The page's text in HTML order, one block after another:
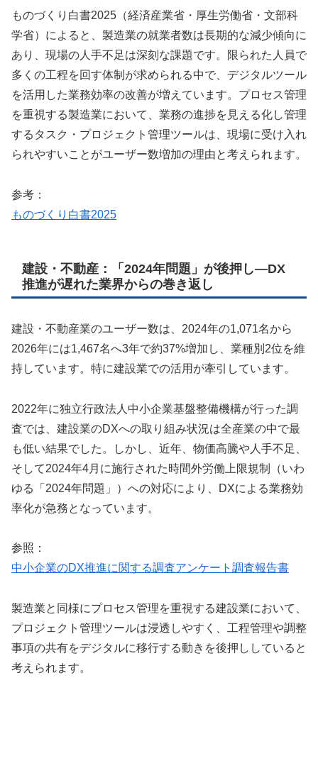
ものづくり白書2025（経済産業省・厚生労働省・文部科
学省）によると、製造業の就業者数は長期的な減少傾向に
あり、現場の人手不足は深刻な課題です。限られた人員で
多くの工程を回す体制が求められる中で、デジタルツール
を活用した業務効率の改善が増えています。プロセス管理
を重視する製造業において、業務の進捗を見える化し管理
するタスク・プロジェクト管理ツールは、現場に受け入れ
られやすいことがユーザー数増加の理由と考えられます。
参考：
ものづくり白書2025
建設・不動産：「2024年問題」が後押し—DX
推進が遅れた業界からの巻き返し
建設・不動産業のユーザー数は、2024年の1,071名から
2026年には1,467名へ3年で約37%増加し、業種別2位を維
持しています。特に建設業での活用が牽引しています。
2022年に独立行政法人中小企業基盤整備機構が行った調
査では、建設業のDXへの取り組み状況は全産業の中で最
も低い結果でした。しかし、近年、物価高騰や人手不足、
そして2024年4月に施行された時間外労働上限規制（いわ
ゆる「2024年問題」）への対応により、DXによる業務効
率化が急務となっています。
参照：
中小企業のDX推進に関する調査アンケート調査報告書
製造業と同様にプロセス管理を重視する建設業において、
プロジェクト管理ツールは浸透しやすく、工程管理や調整
事項の共有をデジタルに移行する動きを後押ししていると
考えられます。